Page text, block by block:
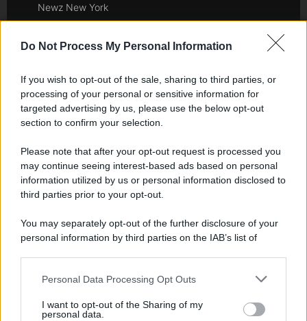
Do Not Process My Personal Information
If you wish to opt-out of the sale, sharing to third parties, or
processing of your personal or sensitive information for
targeted advertising by us, please use the below opt-out
section to confirm your selection.
Please note that after your opt-out request is processed you
may continue seeing interest-based ads based on personal
information utilized by us or personal information disclosed to
third parties prior to your opt-out.
You may separately opt-out of the further disclosure of your
personal information by third parties on the IAB’s list of
This information may also be disclosed by us to third parties
disclose it to other third parties.
Personal Data Processing Opt Outs
I want to opt-out of the Sharing of my
personal data.
Newz New York
Newz Illinois
Gameland
Hig Tech Mag
Scoop Mag
Motors Magazine 365
Day Travel 365
Home Magazine 365
SecondHomeMagazine